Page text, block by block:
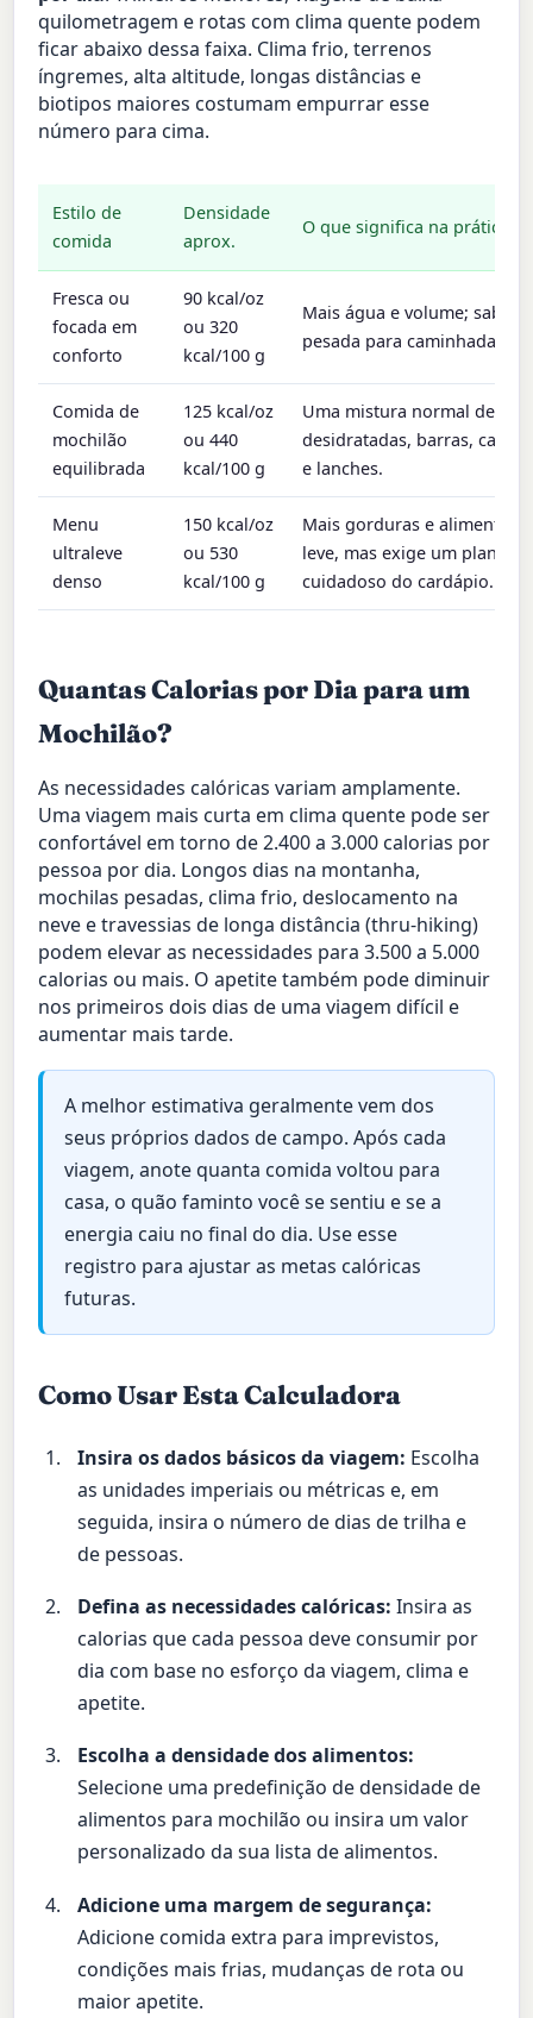
quilometragem e rotas com clima quente podem
ficar abaixo dessa faixa. Clima frio, terrenos
íngremes, alta altitude, longas distâncias e
biotipos maiores costumam empurrar esse
número para cima.
Estilo de
comida
Densidade
aprox.
O que significa na prática
Fresca ou
focada em
conforto
90 kcal/oz
ou 320
kcal/100 g
Mais água e volume;
pesada para caminhadas
Comida de
mochilão
equilibrada
125 kcal/oz
ou 440
kcal/100 g
Uma mistura normal de
desidratadas, barras,
e lanches.
Menu
ultraleve
denso
150 kcal/oz
ou 530
kcal/100 g
Mais gorduras e alimentos
leve, mas exige um
cuidadoso do cardápio.
Quantas Calorias por Dia para um
Mochilão?
As necessidades calóricas variam amplamente.
Uma viagem mais curta em clima quente pode ser
confortável em torno de 2.400 a 3.000 calorias por
pessoa por dia. Longos dias na montanha,
mochilas pesadas, clima frio, deslocamento na
neve e travessias de longa distância (thru-hiking)
podem elevar as necessidades para 3.500 a 5.000
calorias ou mais. O apetite também pode diminuir
nos primeiros dois dias de uma viagem difícil e
aumentar mais tarde.
A melhor estimativa geralmente vem dos
seus próprios dados de campo. Após cada
viagem, anote quanta comida voltou para
casa, o quão faminto você se sentiu e se a
energia caiu no final do dia. Use esse
registro para ajustar as metas calóricas
futuras.
Como Usar Esta Calculadora
Insira os dados básicos da viagem: Escolha
as unidades imperiais ou métricas e, em
seguida, insira o número de dias de trilha e
de pessoas.
Defina as necessidades calóricas: Insira as
calorias que cada pessoa deve consumir por
dia com base no esforço da viagem, clima e
apetite.
Escolha a densidade dos alimentos:
Selecione uma predefinição de densidade de
alimentos para mochilão ou insira um valor
personalizado da sua lista de alimentos.
Adicione uma margem de segurança:
Adicione comida extra para imprevistos,
condições mais frias, mudanças de rota ou
maior apetite.